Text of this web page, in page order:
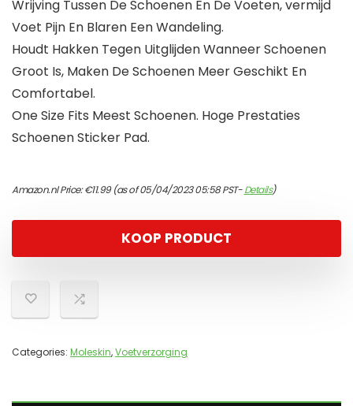
Wrijving Tussen De Schoenen En De Voeten, vermijd
Voet Pijn En Blaren Een Wandeling.
Houdt Hakken Tegen Uitglijden Wanneer Schoenen
Groot Is, Maken De Schoenen Meer Geschikt En
Comfortabel.
One Size Fits Meest Schoenen. Hoge Prestaties
Schoenen Sticker Pad.
Amazon.nl Price:€11.99(as of 05/04/2023 05:58 PST-Details)
KOOP PRODUCT
Categories: Moleskin,Voetverzorging